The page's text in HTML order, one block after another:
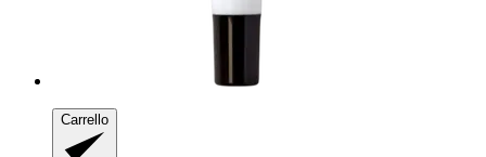
Carrello